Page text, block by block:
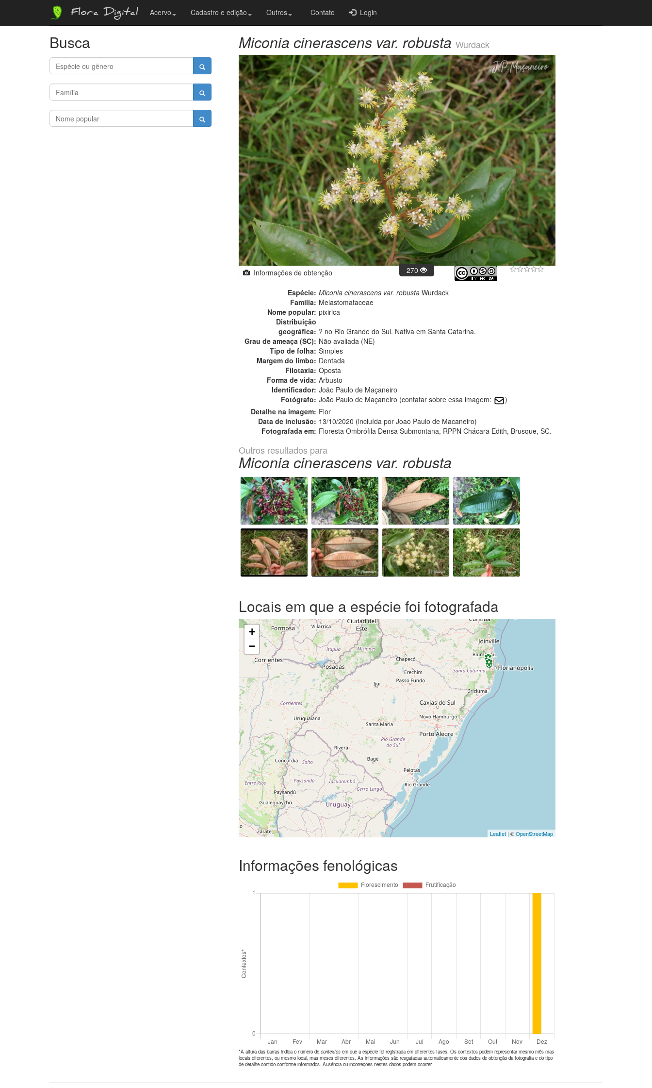
Flora Digital Acervo Cadastro e edição Outros Contato Login
Busca Miconia cinerascens var. robusta Wurdack
Informações de obtenção 270
Espécie: Miconia cinerascens var. robusta Wurdack
Família: Melastomataceae
Nome popular: pixirica
Distribuição
geográfica: ? no Rio Grande do Sul. Nativa em Santa Catarina.
Grau de ameaça (SC): Não avaliada (NE)
Tipo de folha: Simples
Margem do limbo: Dentada
Filotaxia: Oposta
Forma de vida: Arbusto
Identificador: João Paulo de Maçaneiro
Fotógrafo: João Paulo de Maçaneiro (contatar sobre essa imagem:
)
Detalhe na imagem: Flor
Data de inclusão: 13/10/2020 (incluída por Joao Paulo de Macaneiro)
Fotografada em: Floresta Ombrófila Densa Submontana, RPPN Chácara Edith, Brusque, SC.
Outros resultados para
Miconia cinerascens var. robusta
Locais em que a espécie foi fotografada
+
−
Leaflet| ©OpenStreetMap
Informações fenológicas
*A altura das barras indica o número de contextos em que a espécie foi registrada em diferentes fases. Os contextos podem representar mesmo mês mas
locais diferentes, ou mesmo local, mas meses diferentes. As informações são resgatadas automaticamente dos dados de obtenção da fotografia e do tipo
de detalhe contido conforme informados. Ausência ou incorreções nestes dados podem ocorrer.